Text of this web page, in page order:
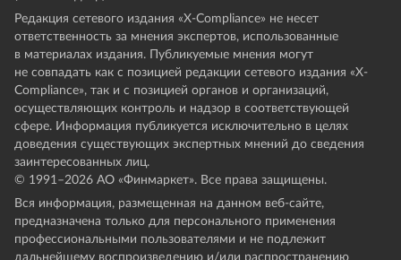
Редакция сетевого издания «X-Compliance» не несет
ответственность за мнения экспертов, использованные
в материалах издания. Публикуемые мнения могут
не совпадать как с позицией редакции сетевого издания «X-
Compliance», так и с позицией органов и организаций,
осуществляющих контроль и надзор в соответствующей
сфере. Информация публикуется исключительно в целях
доведения существующих экспертных мнений до сведения
заинтересованных лиц.
© 1991–2026 АО «Финмаркет». Все права защищены.
Вся информация, размещенная на данном веб-сайте,
предназначена только для персонального применения
профессиональными пользователями и не подлежит
дальнейшему воспроизведению и/или распространению